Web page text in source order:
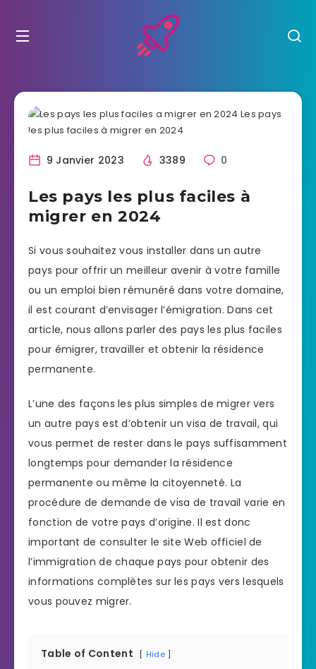
9 Janvier 2023 3389 0
Les pays les plus faciles à
migrer en 2024
Si vous souhaitez vous installer dans un autre
pays pour offrir un meilleur avenir à votre famille
ou un emploi bien rémunéré dans votre domaine,
il est courant d’envisager l’émigration. Dans cet
article, nous allons parler des pays les plus faciles
pour émigrer, travailler et obtenir la résidence
permanente.
L’une des façons les plus simples de migrer vers
un autre pays est d’obtenir un visa de travail, qui
vous permet de rester dans le pays suffisamment
longtemps pour demander la résidence
permanente ou même la citoyenneté. La
procédure de demande de visa de travail varie en
fonction de votre pays d’origine. Il est donc
important de consulter le site Web officiel de
l’immigration de chaque pays pour obtenir des
informations complètes sur les pays vers lesquels
vous pouvez migrer.
Table of Content Hide